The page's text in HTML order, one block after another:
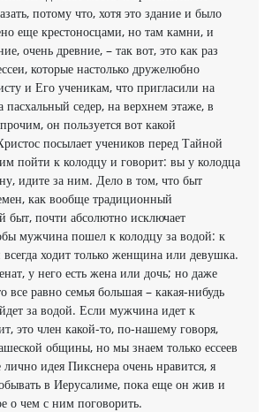
потому что, хотя это здание и было
еще крестоносцами, но там камни, и
очень древние, – так вот, это как раз
которые настолько дружелюбно
и Его ученикам, что пригласили на
пасхальный седер, на верхнем этаже, в
он пользуется вот какой
посылает учеников перед Тайной
пойти к колодцу и говорит: вы у колодца
идите за ним. Дело в том, что быт
как вообще традиционный
быт, почти абсолютно исключает
мужчина пошел к колодцу за водой: к
всегда ходит только женщина или девушка.
у него есть жена или дочь; но даже
все равно семья большая – какая-нибудь
за водой. Если мужчина идет к
это член какой-то, по-нашему говоря,
общины, но мы знаем только ессеев
идея Пикснера очень нравится, я
в Иерусалиме, пока еще он жив и
о чем с ним поговорить.